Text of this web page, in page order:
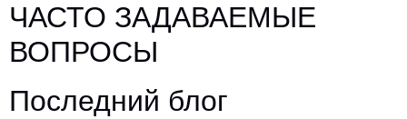
ЧАСТО ЗАДАВАЕМЫЕ
ВОПРОСЫ
Последний блог